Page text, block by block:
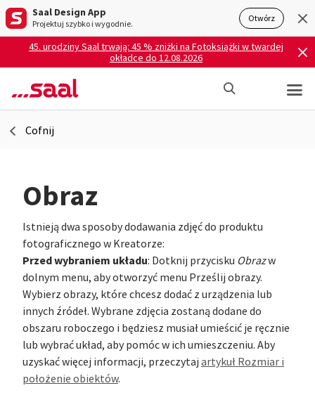
Saal Design App
Projektuj szybko i wygodnie. Otwórz
45. urodziny Saal trwają: 45 % zniżki na Fotoksiążki w twardej
okładce do 12.08.2026
Cofnij
Obraz
Istnieją dwa sposoby dodawania zdjęć do produktu
fotograficznego w Kreatorze:
Przed wybraniem układu: Dotknij przycisku Obrazw
dolnym menu, aby otworzyć menu Prześlij obrazy.
Wybierz obrazy, które chcesz dodać z urządzenia lub
innych źródeł. Wybrane zdjęcia zostaną dodane do
obszaru roboczego i będziesz musiał umieścić je ręcznie
lub wybrać układ, aby pomóc w ich umieszczeniu. Aby
uzyskać więcej informacji, przeczytaj artykuł Rozmiar i
położenie obiektów.